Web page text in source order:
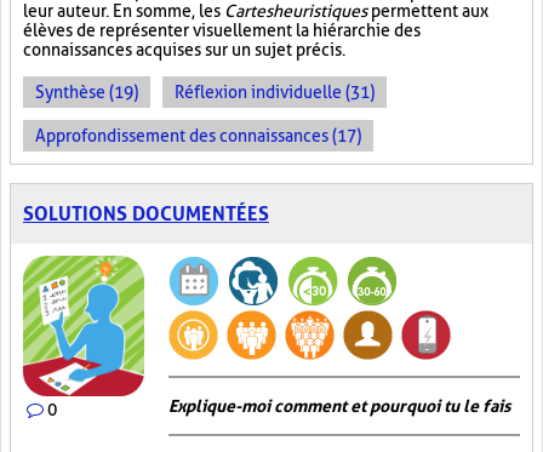
leur auteur. En somme, les Cartes heuristiquespermettent aux
élèves de représenter visuellement la hiérarchie des
connaissances acquises sur un sujet précis.
Synthèse (19) Réflexion individuelle (31)
Approfondissement des connaissances (17)
SOLUTIONS DOCUMENTÉES
0 Explique-moi comment et pourquoi tu le fais